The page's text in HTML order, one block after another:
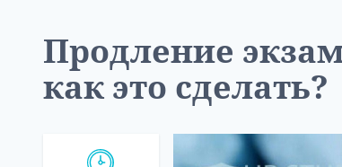
Продление
как это сделать?